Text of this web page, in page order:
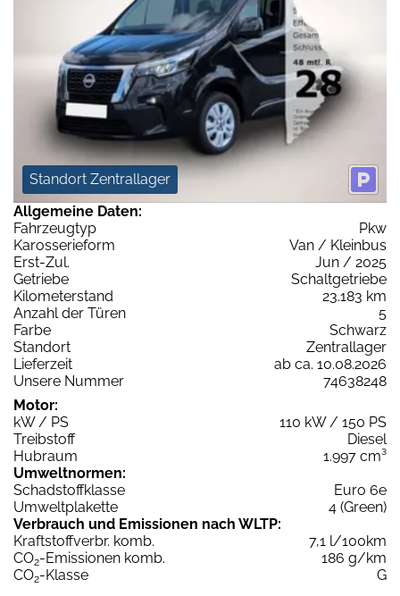
Standort Zentrallager
Allgemeine Daten:
Fahrzeugtyp
Pkw
Karosserieform
Van / Kleinbus
Erst-Zul.
Jun / 2025
Getriebe
Schaltgetriebe
Kilometerstand
23.183 km
Anzahl der Türen
5
Farbe
Schwarz
Standort
Zentrallager
Lieferzeit
ab ca. 10.08.2026
Unsere Nummer
74638248
Motor:
kW / PS
110 kW / 150 PS
Treibstoff
Diesel
Hubraum
1.997 cm³
Umweltnormen:
Schadstoffklasse
Euro 6e
Umweltplakette
4 (Green)
Verbrauch und Emissionen nach WLTP:
Kraftstoffverbr. komb.
7,1 l/100km
CO2-Emissionen komb.
186 g/km
CO2-Klasse
G